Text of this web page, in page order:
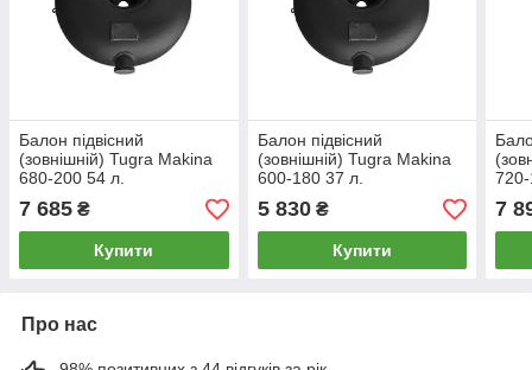
Балон підвісний
(зовнішній) Tugra Makina
680-200 54 л.
TMSTE680200
7 685 ₴
Купити
Балон підвісний
(зовнішній) Tugra Makina
600-180 37 л.
AMSTE600180
5 830₴
Купити
7
Про нас